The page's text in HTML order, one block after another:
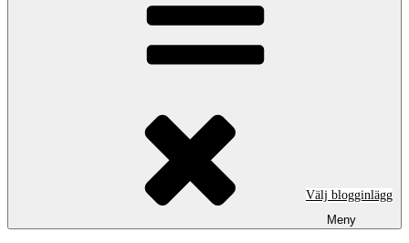
Meny
Välj blogginlägg